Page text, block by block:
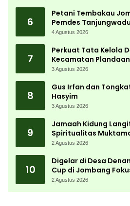
6
Petani Tembakau
Pemdes
Bergerak Cepat
4 Agustus 2026
7
Perkuat Tata Kelola
Kecamatan
Aparatur Pemdes
3 Agustus 2026
8
Gus Irfan dan
Hasyim
3 Agustus 2026
9
Jamaah Kidung
Spiritualitas
2 Agustus 2026
10
Digelar di Desa
Cup di Jombang
Menembak Berprestasi
2 Agustus 2026